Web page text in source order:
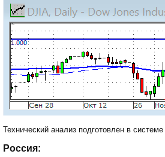
Технический анализ подготовлен в системе
Россия: